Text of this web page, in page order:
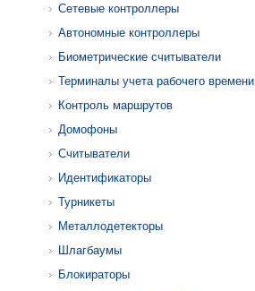
Сетевые контроллеры
Автономные контроллеры
Биометрические считыватели
Терминалы учета рабочего времени
Контроль маршрутов
Домофоны
Считыватели
Идентификаторы
Турникеты
Металлодетекторы
Шлагбаумы
Блокираторы